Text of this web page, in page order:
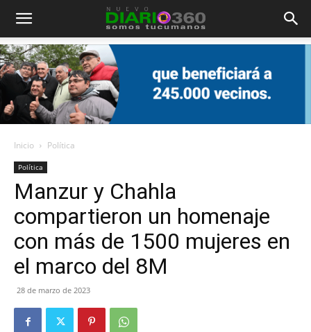
Diario
360
Inicio Política
Política
Manzur y Chahla
compartieron un homenaje
con más de 1500 mujeres en
el marco del 8M
28 de marzo de 2023